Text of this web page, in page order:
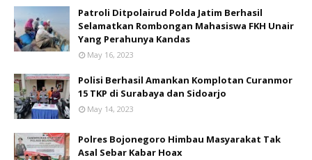
Patroli Ditpolairud Polda Jatim Berhasil
Selamatkan Rombongan Mahasiswa FKH Unair
Yang Perahunya Kandas
May 16, 2023
Polisi Berhasil Amankan Komplotan Curanmor
15 TKP di Surabaya dan Sidoarjo
May 14, 2023
Polres Bojonegoro Himbau Masyarakat Tak
Asal Sebar Kabar Hoax